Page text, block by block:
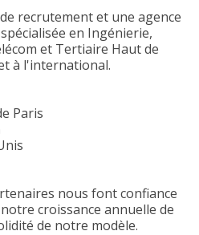
recrutement et une agence
en Ingénierie,
et Tertiaire Haut de
à l'international.
Paris
nous font confiance
croissance annuelle de
de notre modèle.